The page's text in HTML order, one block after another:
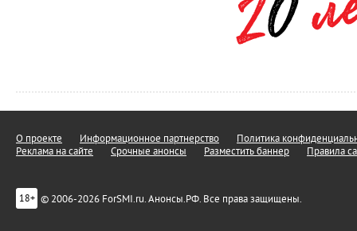
О проекте Информационное партнерство
Политика
Реклама на сайте
Срочные анонсы Разместить баннер Правила
18+ © 2006-2026 ForSMI.ru. Анонсы.РФ. Все права защищены.